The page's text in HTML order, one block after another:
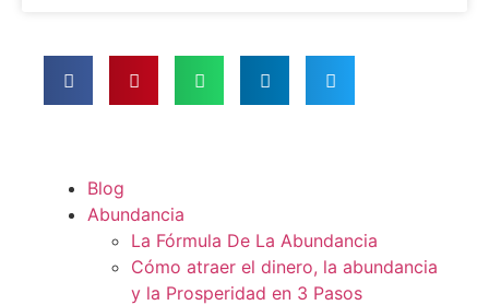
Blog
Abundancia
La Fórmula De La Abundancia
Cómo atraer el dinero, la abundancia
y la Prosperidad en 3 Pasos